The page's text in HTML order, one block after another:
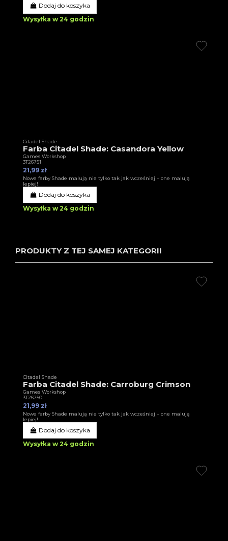
Dodaj do koszyka
Wysyłka w 24 godzin
Citadel Shade
Farba Citadel Shade: Casandora Yellow
Games Workshop
3T26751
21,99 zł
Nowe farby Shade malują nie tylko tak jak wcześniej – one malują
lepiej!
Dodaj do koszyka
Wysyłka w 24 godzin
PRODUKTY Z TEJ SAMEJ KATEGORII
Citadel Shade
Farba Citadel Shade: Carroburg Crimson
Games Workshop
3T26750
21,99 zł
Nowe farby Shade malują nie tylko tak jak wcześniej – one malują
lepiej!
Dodaj do koszyka
Wysyłka w 24 godzin